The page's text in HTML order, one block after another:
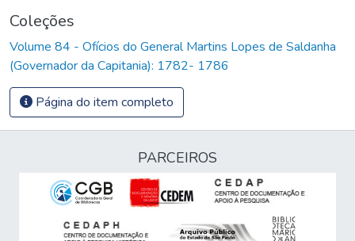
Coleções
Volume 84 - Ofícios do General Martins Lopes de Saldanha
(Governador da Capitania): 1782- 1786
Página do item completo
PARCEIROS